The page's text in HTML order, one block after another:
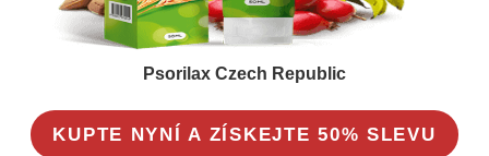
Psorilax Czech Republic
KUPTE NYNÍ A ZÍSKEJTE 50% SLEVU